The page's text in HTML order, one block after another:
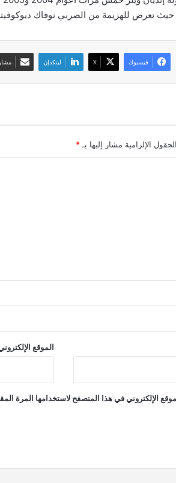
فيسبوك ‫X لينكدإن
الحقول الإلزامية مشار إليها بـ *
الموقع
الإلكتروني في هذا المتصفح لاستخدامها المرة